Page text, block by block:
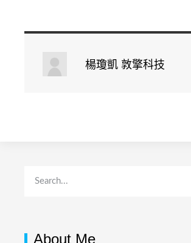
楊瓊凱 敦擎科技
About Me